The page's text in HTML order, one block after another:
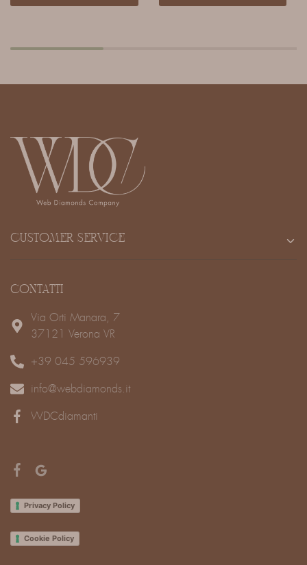
CUSTOMER SERVICE
CONTATTI
Via Orti Manara, 7
37121 Verona VR
+39 045 596939
info@webdiamonds.it
WDCdiamanti
Privacy Policy
Cookie Policy